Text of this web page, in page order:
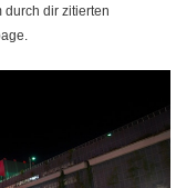
dir zitierten